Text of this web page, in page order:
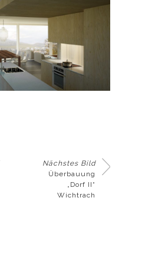
Nächstes Bild
Überbauung
„Dorf II“
Wichtrach